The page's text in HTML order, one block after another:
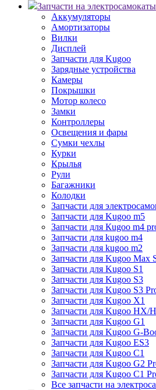
Запчасти на электросамокаты
Аккумуляторы
Амортизаторы
Вилки
Дисплей
Запчасти для Kugoo
Зарядные устройства
Камеры
Покрышки
Мотор колесо
Замки
Контроллеры
Освещения и фары
Сумки чехлы
Курки
Крылья
Рули
Багажники
Колодки
Запчасти для
Запчасти для Kugoo m5
Запчасти для Кugoo m4
Запчасти для kugoo m4
Запчасти для kugoo m2
Запчасти для Kugoo Max
Запчасти для Kugoo S1
Запчасти для Kugoo S3
Запчасти для Kugoo S3
Запчасти для Kugoo X1
Запчасти для Kugoo HX/
Запчасти для Kugoo G1
Запчасти для Kugoo G-
Запчасти для Kugoo ES3
Запчасти для Kugoo C1
Запчасти для Kugoo G2
Запчасти для Kugoo C1
Все запчасти на